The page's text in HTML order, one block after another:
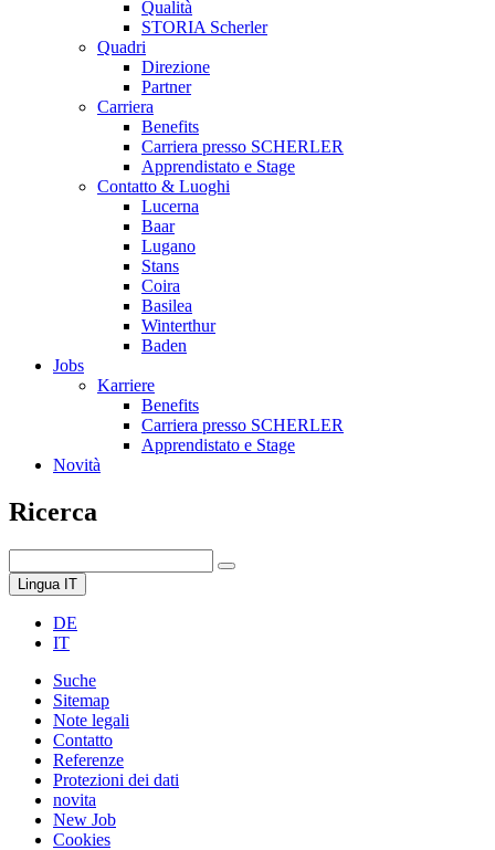
Qualità
STORIA Scherler
Quadri
Direzione
Partner
Carriera
Benefits
Carriera presso SCHERLER
Apprendistato e Stage
Contatto & Luoghi
Lucerna
Baar
Lugano
Stans
Coira
Basilea
Winterthur
Baden
Jobs
Karriere
Benefits
Carriera presso SCHERLER
Apprendistato e Stage
Novità
Ricerca
Lingua IT
DE
IT
Suche
Sitemap
Note legali
Contatto
Referenze
Protezioni dei dati
novita
New Job
Cookies